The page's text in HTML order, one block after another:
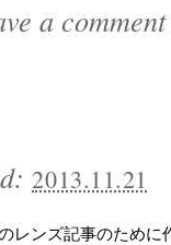
a comment
2013.11.21
レンズ記事のために